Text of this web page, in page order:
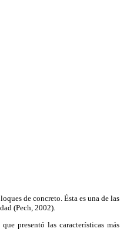
de concreto. Ésta es una de las
(Pech, 2002).
presentó las características más